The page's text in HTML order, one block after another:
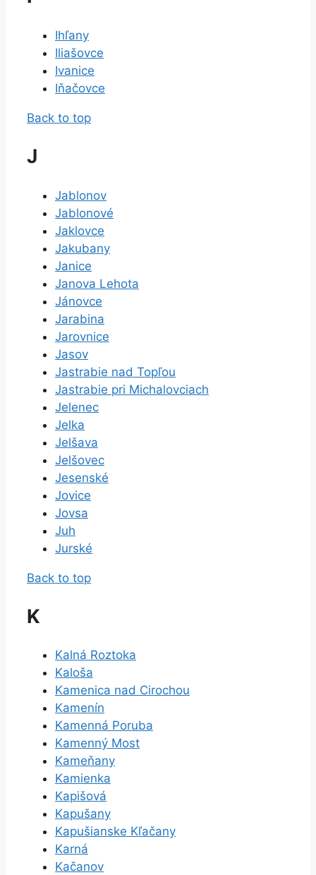
Ihľany
Iliašovce
Ivanice
Iňačovce
Back to top
J
Jablonov
Jablonové
Jaklovce
Jakubany
Janice
Janova Lehota
Jánovce
Jarabina
Jarovnice
Jasov
Jastrabie nad Topľou
Jastrabie pri Michalovciach
Jelenec
Jelka
Jelšava
Jelšovec
Jesenské
Jovice
Jovsa
Juh
Jurské
Back to top
K
Kalná Roztoka
Kaloša
Kamenica nad Cirochou
Kamenín
Kamenná Poruba
Kamenný Most
Kameňany
Kamienka
Kapišová
Kapušany
Kapušianske Kľačany
Karná
Kačanov